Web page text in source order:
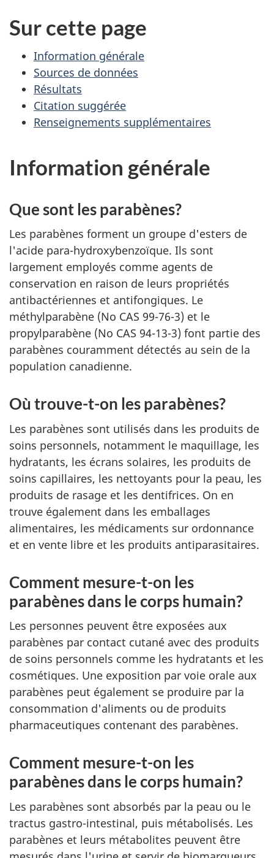
Sur cette page
Information générale
Sources de données
Résultats
Citation suggérée
Renseignements supplémentaires
Information générale
Que sont les parabènes?
Les parabènes forment un groupe d'esters de
l'acide para-hydroxybenzoïque. Ils sont
largement employés comme agents de
conservation en raison de leurs propriétés
antibactériennes et antifongiques. Le
méthylparabène (No CAS 99-76-3) et le
propylparabène (No CAS 94-13-3) font partie des
parabènes couramment détectés au sein de la
population canadienne.
Où trouve-t-on les parabènes?
Les parabènes sont utilisés dans les produits de
soins personnels, notamment le maquillage, les
hydratants, les écrans solaires, les produits de
soins capillaires, les nettoyants pour la peau, les
produits de rasage et les dentifrices. On en
trouve également dans les emballages
alimentaires, les médicaments sur ordonnance
et en vente libre et les produits antiparasitaires.
Comment mesure-t-on les
parabènes dans le corps humain?
Les personnes peuvent être exposées aux
parabènes par contact cutané avec des produits
de soins personnels comme les hydratants et les
cosmétiques. Une exposition par voie orale aux
parabènes peut également se produire par la
consommation d'aliments ou de produits
pharmaceutiques contenant des parabènes.
Comment mesure-t-on les
parabènes dans le corps humain?
Les parabènes sont absorbés par la peau ou le
tractus gastro-intestinal, puis métabolisés. Les
parabènes et leurs métabolites peuvent être